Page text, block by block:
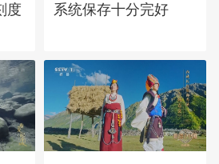
度
系统保存十分完好